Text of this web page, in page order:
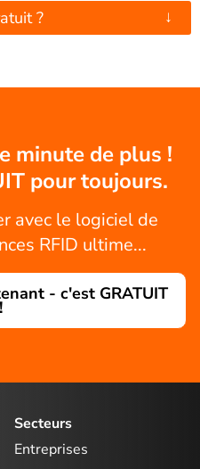
? ↓
minute de plus !
pour toujours.
avec le logiciel de
RFID ultime...
- c'est GRATUIT
!
Secteurs
Entreprises